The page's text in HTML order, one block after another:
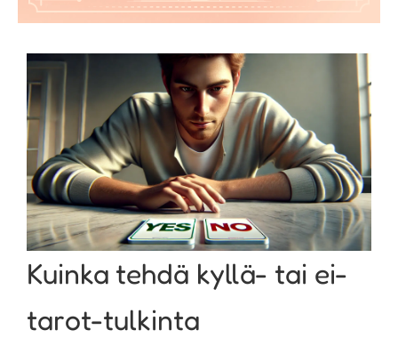
Kuinka tehdä kyllä- tai ei-
tarot-tulkinta